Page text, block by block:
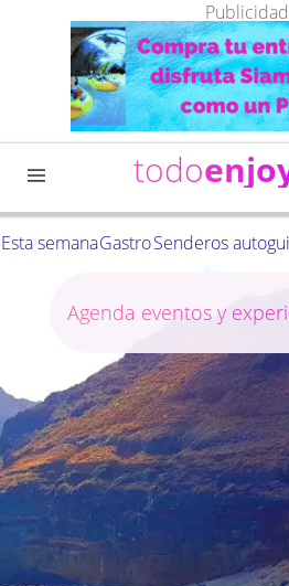
Publicidad
todo
Esta semanaGastroSenderos
Agenda eventos y